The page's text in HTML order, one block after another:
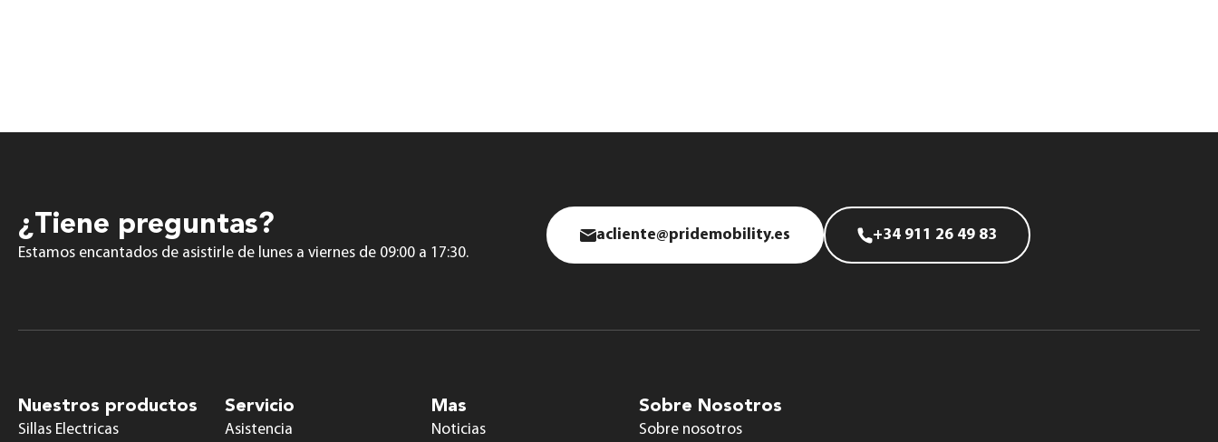
¿Tiene preguntas?
Estamos encantados de asistirle de lunes a viernes de 09:00 a 17:30.
acliente@pridemobility.es +34 911 26 49 83
Nuestros productos
Sillas Electricas
Servicio
Asistencia
Mas
Noticias
Sobre Nosotros
Sobre nosotros